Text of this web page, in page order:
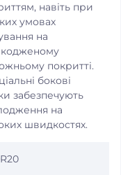
навіть при
умовах
на
покритті.
бокові
забезпечують
на
швидкостях.